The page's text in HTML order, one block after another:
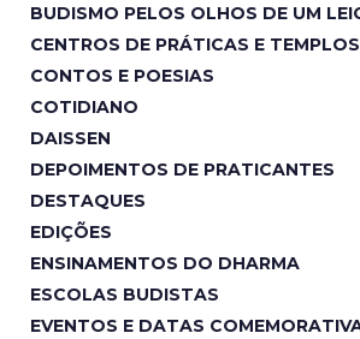
BUDISMO PELOS OLHOS DE UM
CENTROS DE PRÁTICAS E TEMPLOS
CONTOS E POESIAS
COTIDIANO
DAISSEN
DEPOIMENTOS DE PRATICANTES
DESTAQUES
EDIÇÕES
ENSINAMENTOS DO DHARMA
ESCOLAS BUDISTAS
EVENTOS E DATAS